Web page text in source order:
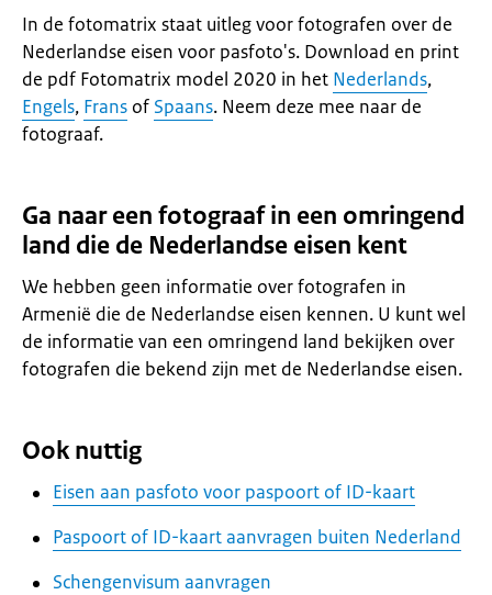
In de fotomatrix staat uitleg voor fotografen over de
Nederlandse eisen voor pasfoto's. Download en print
de pdf Fotomatrix model 2020 in het Nederlands,
Engels, Frans of Spaans. Neem deze mee naar de
fotograaf.
Ga naar een fotograaf in een omringend
land die de Nederlandse eisen kent
We hebben geen informatie over fotografen in
Armenië die de Nederlandse eisen kennen. U kunt wel
de informatie van een omringend land bekijken over
fotografen die bekend zijn met de Nederlandse eisen.
Ook nuttig
Eisen aan pasfoto voor paspoort of ID-kaart
Paspoort of ID-kaart aanvragen buiten Nederland
Schengenvisum aanvragen